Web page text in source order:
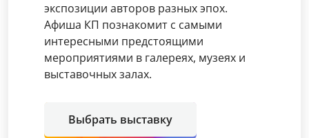
экспозиции авторов разных эпох.
Афиша КП познакомит с самыми
интересными предстоящими
мероприятиями в галереях, музеях и
выставочных залах.
Выбрать выставку